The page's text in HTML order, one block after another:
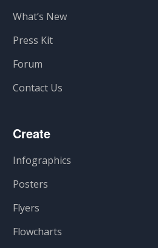
What’s New
Press Kit
Forum
Contact Us
Create
Infographics
Posters
Flyers
Flowcharts